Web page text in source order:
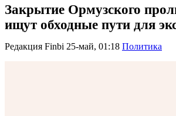
Закрытие Ормузского
ищут обходные пути для
Редакция Finbi 25-май, 01:18 Политика